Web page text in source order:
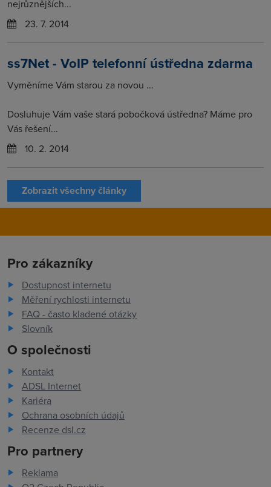
nejrůznějších...
23. 7. 2014
ss7Net - VoIP telefonní ústředna zdarma
Vyměníme Vám starou za novou ...
Dosluhuje Vám vaše stará pobočková ústředna? Máme pro
Vás řešení...
10. 2. 2014
Zobrazit všechny články
Pro zákazníky
Dostupnost internetu
Měření rychlosti internetu
FAQ - často kladené otázky
Slovník
O společnosti
Kontakt
ADSL Internet
Kariéra
Ochrana osobních údajů
Recenze dsl.cz
Pro partnery
Reklama